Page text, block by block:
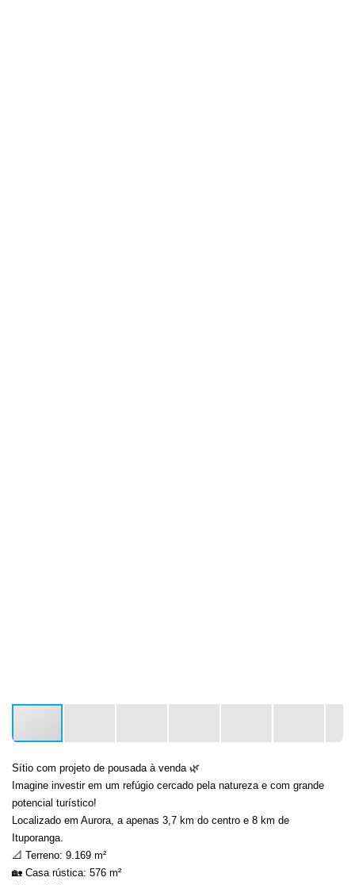
Sítio com projeto de pousada à venda 🌿
Imagine investir em um refúgio cercado pela natureza e com grande
potencial turístico!
Localizado em Aurora, a apenas 3,7 km do centro e 8 km de
Ituporanga.
📐 Terreno: 9.169 m²
🏡 Casa rústica: 576 m²